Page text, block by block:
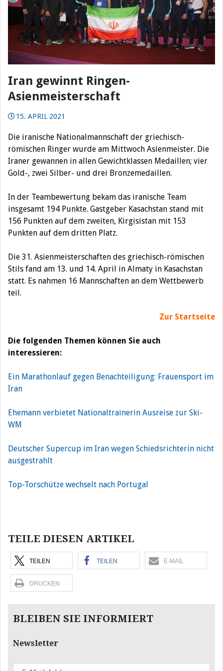
Iran gewinnt Ringen-
Asienmeisterschaft
15. APRIL 2021
Die iranische Nationalmannschaft der griechisch-
römischen Ringer wurde am Mittwoch Asienmeister. Die
Iraner gewannen in allen Gewichtklassen Medaillen; vier
Gold-, zwei Silber- und drei Bronzemedaillen.
In der Teambewertung bekam das iranische Team
insgesamt 194 Punkte. Gastgeber Kasachstan stand mit
156 Punkten auf dem zweiten, Kirgisistan mit 153
Punkten auf dem dritten Platz.
Die 31. Asienmeisterschaften des griechisch-römischen
Stils fand am 13. und 14. April in Almaty in Kasachstan
statt. Es nahmen 16 Mannschaften an dem Wettbewerb
teil.
Zur Startseite
Die folgenden Themen können Sie auch
interessieren:
Ein Marathonlauf gegen Benachteiligung: Frauensport im
Iran
Ehemann verbietet Nationaltrainerin Ausreise zur Ski-
WM
Deutscher Supercup im Iran wegen Schiedsrichterin nicht
ausgestrahlt
Top-Torschütze wechselt nach Portugal
TEILE DIESEN ARTIKEL
TEILEN TEILEN E-MAIL
DRUCKEN
BLEIBEN SIE INFORMIERT
Newsletter